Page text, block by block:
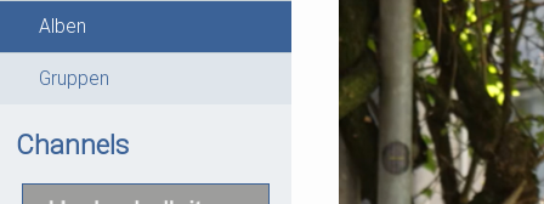
Alben
Gruppen
Channels